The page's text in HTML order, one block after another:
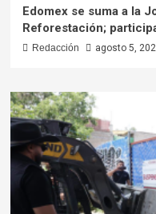
Edomex se suma a la
Reforestación;
Redacción agosto 5,